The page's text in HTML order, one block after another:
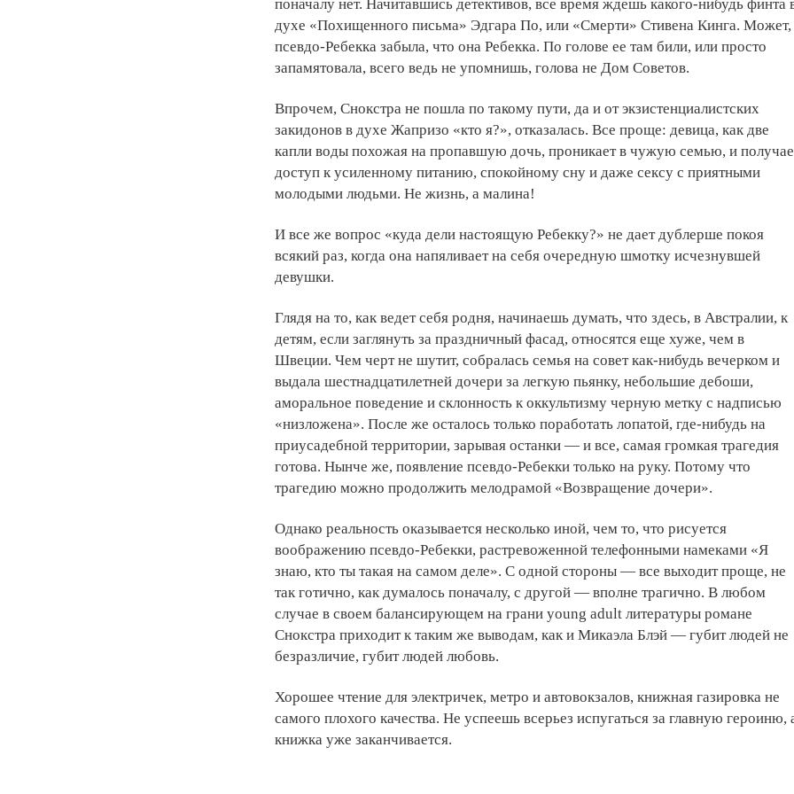
поначалу нет. Начитавшись детективов, все время ждешь какого-нибудь финта
духе «Похищенного письма» Эдгара По, или «Смерти» Стивена Кинга. Может,
псевдо-Ребекка забыла, что она Ребекка. По голове ее там били, или просто
запамятовала, всего ведь не упомнишь, голова не Дом Советов.
Впрочем, Снокстра не пошла по такому пути, да и от экзистенциалистских
закидонов в духе Жапризо «кто я?», отказалась. Все проще: девица, как две
капли воды похожая на пропавшую дочь, проникает в чужую семью, и
доступ к усиленному питанию, спокойному сну и даже сексу с приятными
молодыми людьми. Не жизнь, а малина!
И все же вопрос «куда дели настоящую Ребекку?» не дает дублерше покоя
всякий раз, когда она напяливает на себя очередную шмотку исчезнувшей
девушки.
Глядя на то, как ведет себя родня, начинаешь думать, что здесь, в Австралии, к
детям, если заглянуть за праздничный фасад, относятся еще хуже, чем в
Швеции. Чем черт не шутит, собралась семья на совет как-нибудь вечерком и
выдала шестнадцатилетней дочери за легкую пьянку, небольшие дебоши,
аморальное поведение и склонность к оккультизму черную метку с надписью
«низложена». После же осталось только поработать лопатой, где-нибудь на
приусадебной территории, зарывая останки — и все, самая громкая трагедия
готова. Нынче же, появление псевдо-Ребекки только на руку. Потому что
трагедию можно продолжить мелодрамой «Возвращение дочери».
Однако реальность оказывается несколько иной, чем то, что рисуется
воображению псевдо-Ребекки, растревоженной телефонными намеками «Я
знаю, кто ты такая на самом деле». С одной стороны — все выходит проще, не
так готично, как думалось поначалу, с другой — вполне трагично. В любом
случае в своем балансирующем на грани young adult литературы романе
Снокстра приходит к таким же выводам, как и Микаэла Блэй — губит людей не
безразличие, губит людей любовь.
Хорошее чтение для электричек, метро и автовокзалов, книжная газировка не
самого плохого качества. Не успеешь всерьез испугаться за главную героиню,
книжка уже заканчивается.